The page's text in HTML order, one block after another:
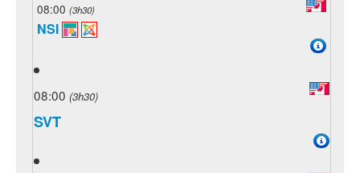
08:00 (3h30)
NSI
08:00 (3h30)
SVT